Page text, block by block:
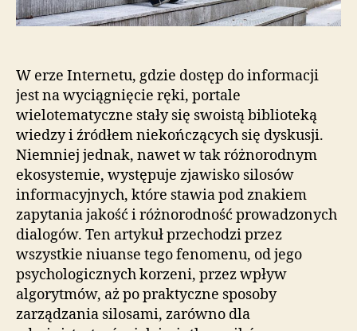
W erze Internetu, gdzie dostęp do informacji
jest na wyciągnięcie ręki, portale
wielotematyczne stały się swoistą biblioteką
wiedzy i źródłem niekończących się dyskusji.
Niemniej jednak, nawet w tak różnorodnym
ekosystemie, występuje zjawisko silosów
informacyjnych, które stawia pod znakiem
zapytania jakość i różnorodność prowadzonych
dialogów. Ten artykuł przechodzi przez
wszystkie niuanse tego fenomenu, od jego
psychologicznych korzeni, przez wpływ
algorytmów, aż po praktyczne sposoby
zarządzania silosami, zarówno dla